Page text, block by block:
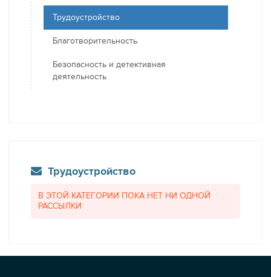
Трудоустройство
Благотворительность
Безопасность и детективная
деятельность
Трудоустройство
В ЭТОЙ КАТЕГОРИИ ПОКА НЕТ НИ ОДНОЙ
РАССЫЛКИ